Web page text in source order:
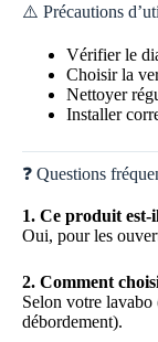
⚠️ Précautions
Vérifier le
Choisir la
Nettoyer
Installer
❓ Questions
1. Ce produit est-
Oui, pour les
2. Comment
Selon votre lavabo
débordement).